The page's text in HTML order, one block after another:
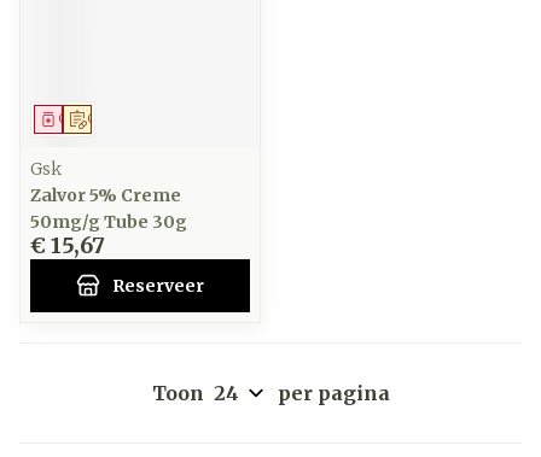
Op voorschrift
Geneesmiddel
Gsk
Zalvor 5% Creme
50mg/g Tube 30g
€ 15,67
Reserveer
Toon per pagina